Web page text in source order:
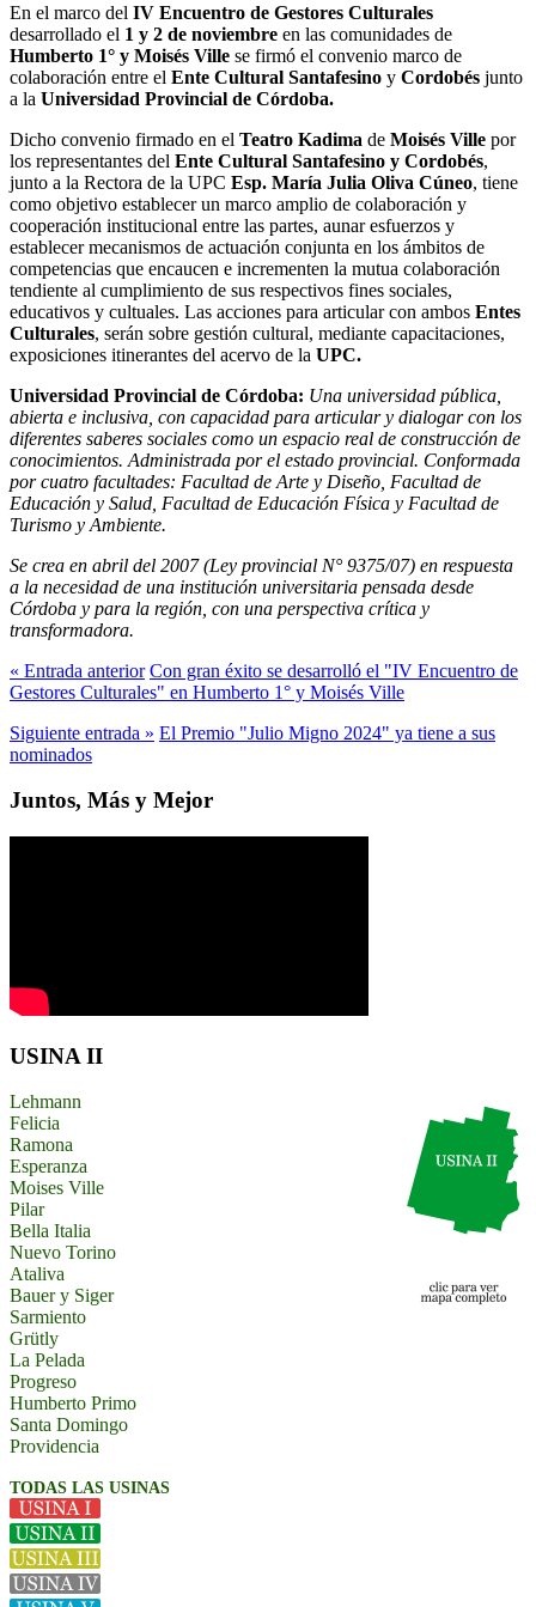
En el marco del IV Encuentro de Gestores Culturales
desarrollado el 1 y 2 de noviembre en las comunidades de
Humberto 1° y Moisés Ville se firmó el convenio marco de
colaboración entre el Ente Cultural Santafesino y Cordobés junto
a la Universidad Provincial de Córdoba.
Dicho convenio firmado en el Teatro Kadima de Moisés Ville por
los representantes del Ente Cultural Santafesino y Cordobés,
junto a la Rectora de la UPC Esp. María Julia Oliva Cúneo, tiene
como objetivo establecer un marco amplio de colaboración y
cooperación institucional entre las partes, aunar esfuerzos y
establecer mecanismos de actuación conjunta en los ámbitos de
competencias que encaucen e incrementen la mutua colaboración
tendiente al cumplimiento de sus respectivos fines sociales,
educativos y cultuales. Las acciones para articular con ambos Entes
Culturales, serán sobre gestión cultural, mediante capacitaciones,
exposiciones itinerantes del acervo de la UPC.
Universidad Provincial de Córdoba: Una universidad pública,
abierta e inclusiva, con capacidad para articular y dialogar con los
diferentes saberes sociales como un espacio real de construcción de
conocimientos. Administrada por el estado provincial. Conformada
por cuatro facultades: Facultad de Arte y Diseño, Facultad de
Educación y Salud, Facultad de Educación Física y Facultad de
Turismo y Ambiente.
Se crea en abril del 2007 (Ley provincial N° 9375/07) en respuesta
a la necesidad de una institución universitaria pensada desde
Córdoba y para la región, con una perspectiva crítica y
transformadora.
« Entrada anterior Con gran éxito se desarrolló el "IV Encuentro de
Gestores Culturales" en Humberto 1° y Moisés Ville
Siguiente entrada » El Premio "Julio Migno 2024" ya tiene a sus
nominados
Juntos, Más y Mejor
USINA II
Lehmann
Felicia
Ramona
Esperanza
Moises Ville
Pilar
Bella Italia
Nuevo Torino
Ataliva
Bauer y Siger
Sarmiento
Grütly
La Pelada
Progreso
Humberto Primo
Santa Domingo
Providencia
TODAS LAS USINAS